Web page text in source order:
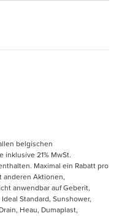
belgischen
inklusive 21% MwSt.
Maximal ein Rabatt pro
anderen Aktionen,
anwendbar auf Geberit,
Standard, Sunshower,
Heau, Dumaplast,